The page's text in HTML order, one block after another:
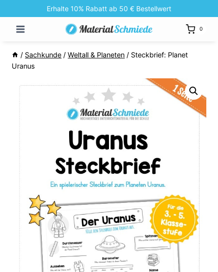
Inhalt
springen
Erhalte 10% Rabatt ab 50 € Bestellwert
0
/ Sachkunde / Weltall & Planeten / Steckbrief: Planet
Uranus